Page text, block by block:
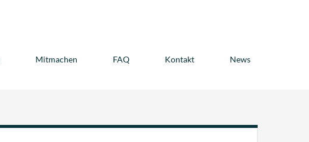
Mitmachen FAQ Kontakt News